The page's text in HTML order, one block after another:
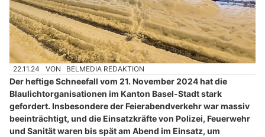
22.11.24 VON BELMEDIA REDAKTION
Der heftige Schneefall vom 21. November 2024 hat die
Blaulichtorganisationen im Kanton Basel-Stadt stark
gefordert. Insbesondere der Feierabendverkehr war massiv
beeinträchtigt, und die Einsatzkräfte von Polizei, Feuerwehr
und Sanität waren bis spät am Abend im Einsatz, um